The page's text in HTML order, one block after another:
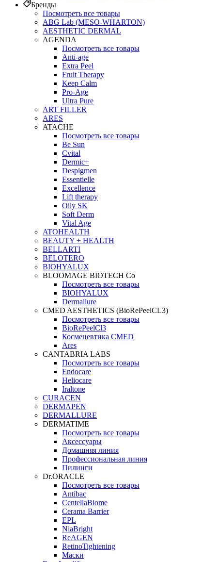
Бренды
Посмотреть все товары
ABG Lab (MESO-WHARTON)
AESTHETIC DERMAL
AGENDA
Посмотреть все товары
Anti-age
Extra Peel
Fruit Therapy
Keep Calm
Pro‑Age
Ultra Pure
ART FILLER
ARES
ATACHE
Посмотреть все товары
Be Sun
Cvital
Dermic+
Despigmen
Essentielle
Excellence
Lift therapy
Oily SK
Soft Derm
Vital Age
ATOHEALTH
BEAUTY + HEALTH
BELLARTI
BELOTERO
BIOHYALUX
BLOOMAGE BIOTECH Co
Посмотреть все товары
BIOHYALUX
Dermallure
CMED AESTHETICS (BioRePeelCL3)
Посмотреть все товары
BioRePeelCl3
Космецевтика CMED
Ares
CANTABRIA LABS
Посмотреть все товары
Endocare
Heliocare
Iraltone
CURACEN
DERMAPEN
DERMALLURE
DERMATIME
Посмотреть все товары
Аксессуары
Домашняя линия
Профессиональная линия
Пилинги
Dr.ORACLE
Посмотреть все товары
Antibac
CentellaBiome
Cerama Barrier
EPL
NiaBright
ReAGEN
RetinoTightening
Маски